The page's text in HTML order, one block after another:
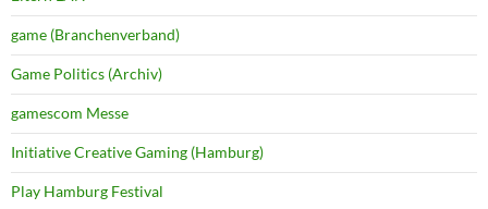
game (Branchenverband)
Game Politics (Archiv)
gamescom Messe
Initiative Creative Gaming (Hamburg)
Play Hamburg Festival